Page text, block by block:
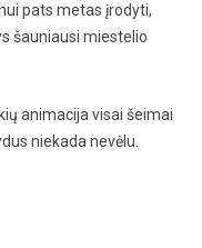
pats metas įrodyti,
šauniausi miestelio
animacija visai šeimai
niekada nevėlu.